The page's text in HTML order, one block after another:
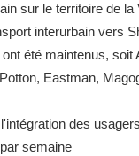
sur le territoire de la
interurbain vers
été maintenus, soit
Eastman,
des
semaine